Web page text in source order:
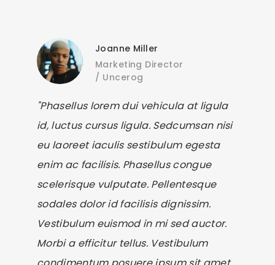
Joanne Miller
Marketing Director
/ Uncerog
"Phasellus lorem dui vehicula at ligula
id, luctus cursus ligula. Sedcumsan nisi
eu laoreet iaculis sestibulum egesta
enim ac facilisis. Phasellus congue
scelerisque vulputate. Pellentesque
sodales dolor id facilisis dignissim.
Vestibulum euismod in mi sed auctor.
Morbi a efficitur tellus. Vestibulum